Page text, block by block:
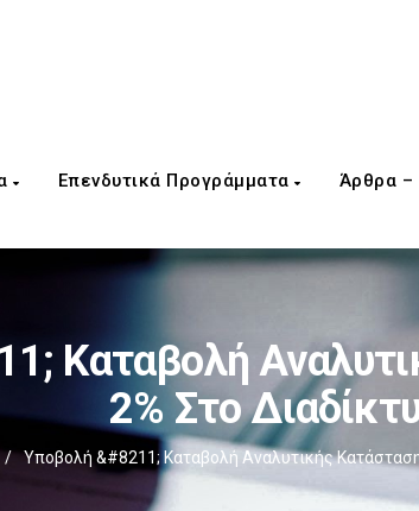
Επενδυτικά Προγράμματα Άρθρα –
Καταβολή
2% Στο
/ Υποβολή &#8211; Καταβολή Αναλυτικής